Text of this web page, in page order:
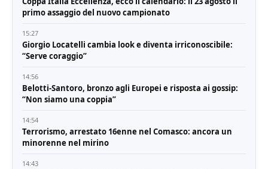
primo assaggio del nuovo campionato
15:27
Giorgio Locatelli cambia look e diventa irriconoscibile:
“Serve coraggio”
14:56
Belotti-Santoro, bronzo agli Europei e risposta ai gossip:
“Non siamo una coppia”
14:54
Terrorismo, arrestato 16enne nel Comasco: ancora un
minorenne nel mirino
14:43